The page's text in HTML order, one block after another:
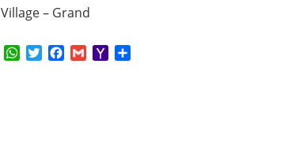
Village – Grand
WhatsApp
TwitterFacebook
GmailYahoo